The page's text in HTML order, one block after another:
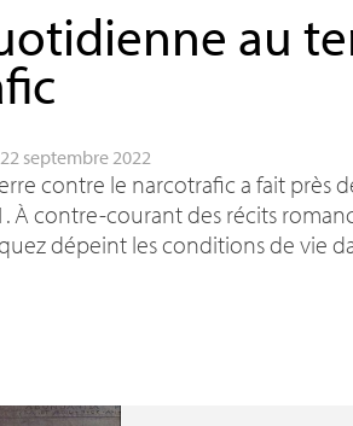
au
septembre 2022
contre le narcotrafic a fait près
À contre-courant des récits
dépeint les conditions de vie